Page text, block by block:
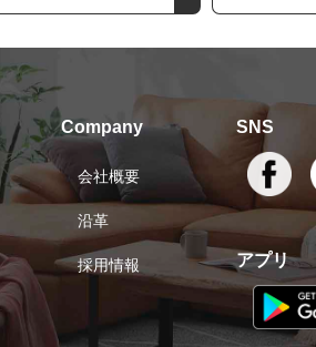
Company
会社概要
沿革
採用情報
SNS
アプリ